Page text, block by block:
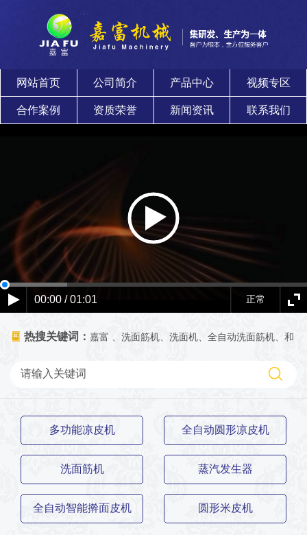
网站首页 公司简介 产品中心 视频专区
合作案例 资质荣誉 新闻资讯 联系我们
00:00 / 01:01 正常
热搜关键词： 嘉富 、洗面筋机、洗面机、全自动洗面筋机、和
多功能凉皮机 全自动圆形凉皮机
洗面筋机 蒸汽发生器
全自动智能擀面皮机 圆形米皮机